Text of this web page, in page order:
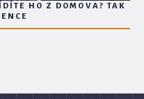
HO Z DOMOVA? TAK